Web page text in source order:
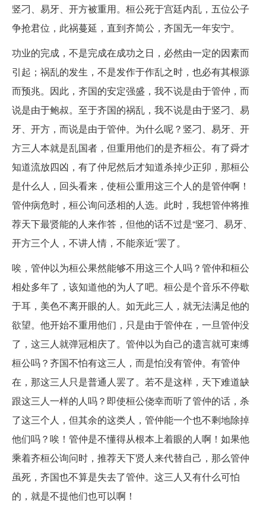
竖刁、易牙、开方被重用。桓公死于宫廷内乱，五位公子
争抢君位，此祸蔓延，直到齐简公，齐国无一年安宁。
功业的完成，不是完成在成功之日，必然由一定的因素而
引起；祸乱的发生，不是发作于作乱之时，也必有其根源
而预兆。因此，齐国的安定强盛，我不说是由于管仲，而
说是由于鲍叔。至于齐国的祸乱，我不说是由于竖刁、易
牙、开方，而说是由于管仲。为什么呢？竖刁、易牙、开
方三人本就是乱国者，但重用他们的是齐桓公。有了舜才
知道流放四凶，有了仲尼然后才知道杀掉少正卯，那桓公
是什么人，回头看来，使桓公重用这三个人的是管仲啊！
管仲病危时，桓公询问丞相的人选。此时，我想管仲将推
荐天下最贤能的人来作答，但他的话不过是“竖刁、易牙、
开方三个人，不讲人情，不能亲近”罢了。
唉，管仲以为桓公果然能够不用这三个人吗？管仲和桓公
相处多年了，该知道他的为人了吧。桓公是个音乐不停歇
于耳，美色不离开眼的人。如无此三人，就无法满足他的
欲望。他开始不重用他们，只是由于管仲在，一旦管仲没
了，这三人就弹冠相庆了。管仲以为自己的遗言就可束缚
桓公吗？齐国不怕有这三人，而是怕没有管仲。有管仲
在，那这三人只是普通人罢了。若不是这样，天下难道缺
跟这三人一样的人吗？即使桓公侥幸而听了管仲的话，杀
了这三个人，但其余的这类人，管仲能一个也不剩地除掉
他们吗？唉！管仲是不懂得从根本上着眼的人啊！如果他
乘着齐桓公询问时，推荐天下贤人来代替自己，那么管仲
虽死，齐国也不算是失去了管仲。这三人又有什么可怕
的，就是不提他们也可以啊！